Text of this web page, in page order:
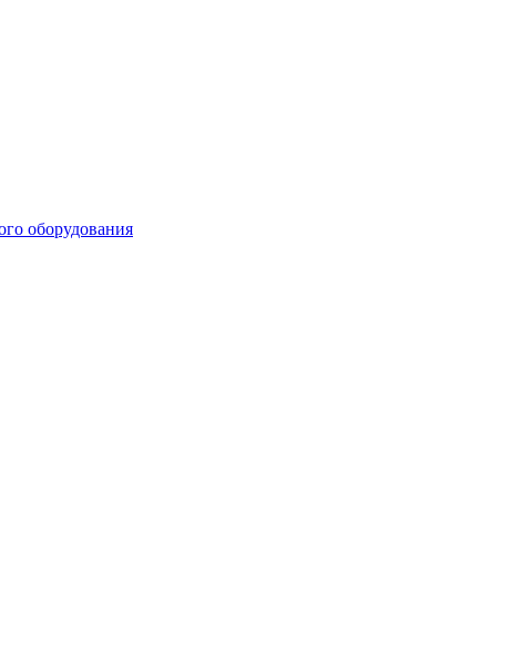
оборудования